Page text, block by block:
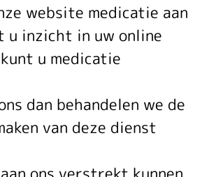
website medicatie aan
u inzicht in uw online
u medicatie
dan behandelen we de
van deze dienst